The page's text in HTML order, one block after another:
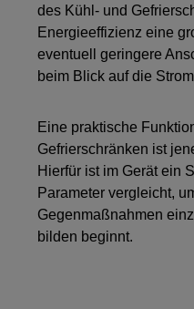
des Kühl- und
Energieeffizienz eine
eventuell geringere
beim Blick auf die
Eine praktische
Gefrierschränken ist
Hierfür ist im Gerät ein
Parameter vergleicht,
Gegenmaßnahmen
bilden beginnt.